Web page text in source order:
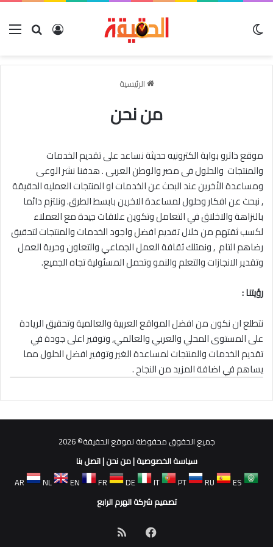
بحث عنتسجيل
الرئيسية
من نحن
موقع ذاترو بوابة الكترونيه حديثة نساعد على تقديم الخدمات
والمنتجات والحلول فى مصر والوطن العربى . هدفنا نشر الوعى
ومساعدة الأخرين عند البحث عن الخدمات او المنتجات العمليه الحقيقة
, نبحث عن افكار وحلول لمساعدة الاخرين بابسط الطرق. ونلتزم دائما
بالنزاهة والاخلاق في التعامل وتكوين علاقات جيدة مع العملاء
لكسب ثقتهم من خلال تقديم افضل واجود الخدمات والمنتجات لتحقيق
رضاهم التام , ونمتلك ثقافة العمل الجماعي والتعاون وحرية العمل
وتقدير الانجازات والتعلم والنمو وتحمل المسئولية تجاه الجميع.
رؤيتنا :
نتطلع ان نكون من افضل المواقع العربية والعالمية وتحقيق الريادة
على المستوى المحلي والعربي والعالمي, وتوفير اعلى جودة في
تقديم الخدمات والمنتجات لمساعدة الغير وتوفير افضل الحلول مما
يساهم في اضافة المزيد من النجاح .
جميع الحقوق محفوظة لموقع الحقيقة© 2026
سياسة الخصوصية|من نحن|اتصل بنا
AR
NL EN FR DE IT PT RU
ES
تصميم شركة الهرم الرابع
فيسبوك